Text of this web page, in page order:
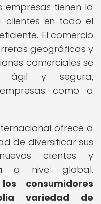
empresas tienen la
en todo el
El comercio
geográficas y
comerciales se
ágil y segura,
como a
ofrece a
de diversificar sus
clientes y
a nivel global.
consumidores
variedad de